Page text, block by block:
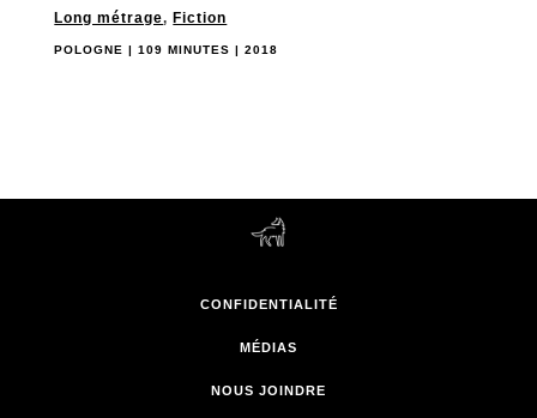
Long métrage,Fiction
POLOGNE | 109 MINUTES | 2018
CONFIDENTIALITÉ
MÉDIAS
NOUS JOINDRE